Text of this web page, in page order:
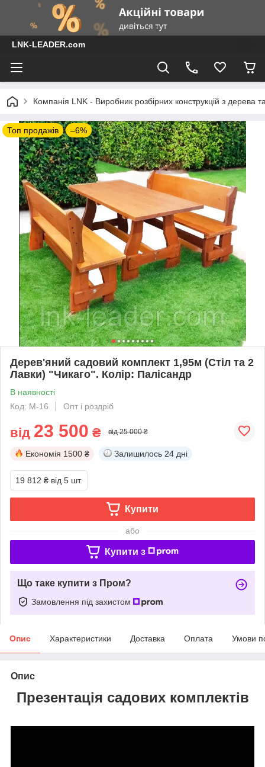
LNK-LEADER.com
Компанія LNK - Виробник розбірних конструкцій з дерева
Топ продажів –6%
Дерев'яний садовий комплект 1,95м (Стіл та 2
Лавки) "Чикаго". Колір: Палісандр
В наявності
Код: M-16
Опт і роздріб
від 23 500 ₴ від 25 000 ₴
Економія 1500 ₴ Залишилось 24 дні
19 812 ₴ від 5 шт.
Купити
або
Купити з
Що таке купити з Пром?
Замовлення під захистом
Опис Характеристики Доставка Оплата Умови
Опис
Презентація садових комплектів